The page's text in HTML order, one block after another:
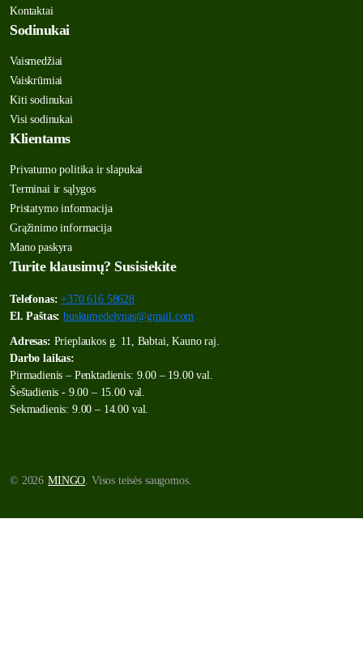
Kontaktai
Sodinukai
Vaismedžiai
Vaiskrūmiai
Kiti sodinukai
Visi sodinukai
Klientams
Privatumo politika ir slapukai
Terminai ir sąlygos
Pristatymo informacija
Grąžinimo informacija
Mano paskyra
Turite klausimų? Susisiekite
Telefonas: +370 616 58628
El. Paštas:buskumedelynas@gmail.com
Adresas: Prieplaukos g. 11, Babtai, Kauno raj.
Darbo laikas:
Pirmadienis – Penktadienis: 9.00 – 19.00 val.
Šeštadienis - 9.00 – 15.00 val.
Sekmadienis: 9.00 – 14.00 val.
© 2026 MINGO. Visos teisės saugomos.